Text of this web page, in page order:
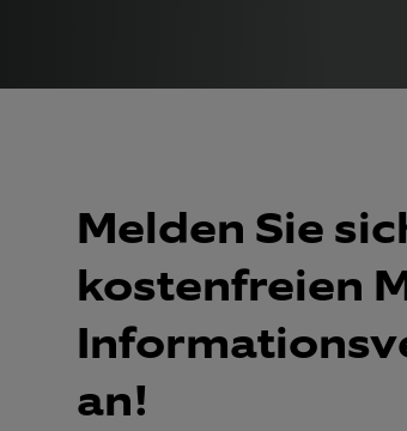
Melden Sie
kostenfreien
an!